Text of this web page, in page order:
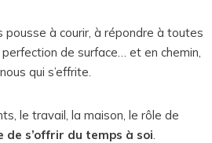
pousse à courir, à répondre à toutes
de surface… et en chemin,
qui s’effrite.
le travail, la maison, le rôle de
de s’offrir du temps à soi